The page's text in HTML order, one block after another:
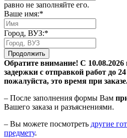
равно не заполняйте его.
Ваше имя:*
Город, ВУЗ:*
Продолжить
Обратите внимание! С 10.08.2026
задержки с отправкой работ до
пожалуйста, это время при
– После заполнения формы Вам
Вашего заказа и разъяснениями.
– Вы можете посмотреть другие
предмету.